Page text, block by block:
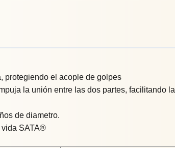
protegiendo el acople de golpes
la unión entre las dos partes, facilitando
de diametro.
vida SATA®